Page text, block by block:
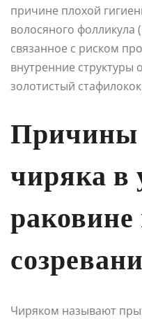
причине плохой
волосяного фолликула
связанное с риском
внутренние структуры
золотистый
Причины
чиряка
Чиряком называют